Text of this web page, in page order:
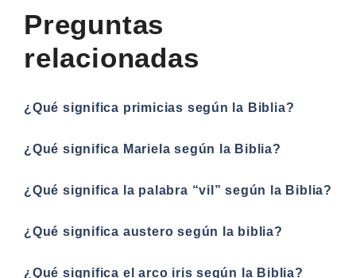
Preguntas
relacionadas
¿Qué significa primicias según la Biblia?
¿Qué significa Mariela según la Biblia?
¿Qué significa la palabra “vil” según la Biblia?
¿Qué significa austero según la biblia?
¿Qué significa el arco iris según la Biblia?